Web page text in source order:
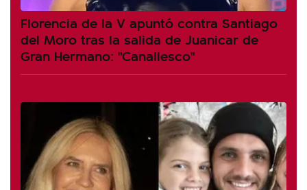
Florencia de la V apuntó contra Santiago
del Moro tras la salida de Juanicar de
Gran Hermano: "Canallesco"